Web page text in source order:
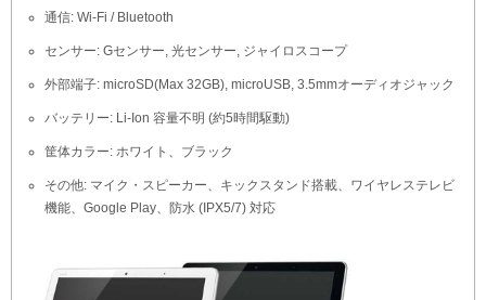
通信: Wi-Fi / Bluetooth
センサー: Gセンサー, 光センサー, ジャイロスコープ
外部端子: microSD(Max 32GB), microUSB, 3.5mmオーディオジャック
バッテリー: Li-Ion 容量不明 (約5時間駆動)
筐体カラー: ホワイト、ブラック
その他: マイク・スピーカー、キックスタンド搭載、ワイヤレステレビ
機能、Google Play、防水 (IPX5/7) 対応